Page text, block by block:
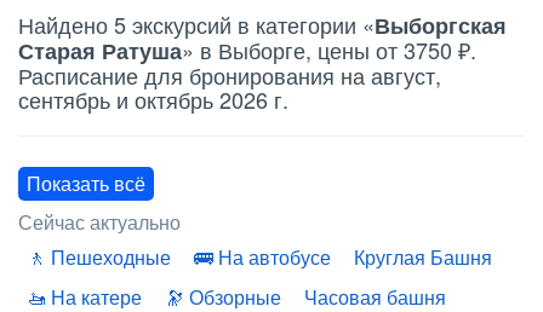
Найдено 5 экскурсий в категории «Выборгская
Старая Ратуша» в Выборге, цены от 3750 ₽.
Расписание для бронирования на август,
сентябрь и октябрь 2026 г.
Показать всё
Сейчас актуально
Пешеходные
На автобусе
Круглая Башня
На катере
Обзорные
Часовая башня